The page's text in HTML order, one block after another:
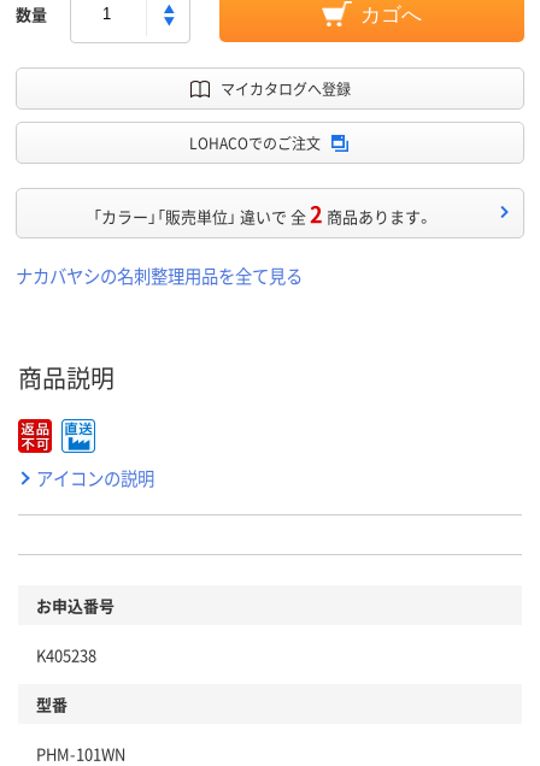
数量 カゴへ
マイカタログへ登録
LOHACOでのご注文
「カラー」「販売単位」 違いで 全2 商品あります。
ナカバヤシの名刺整理用品を全て見る
商品説明
アイコンの説明
お申込番号
K405238
型番
PHM-101WN